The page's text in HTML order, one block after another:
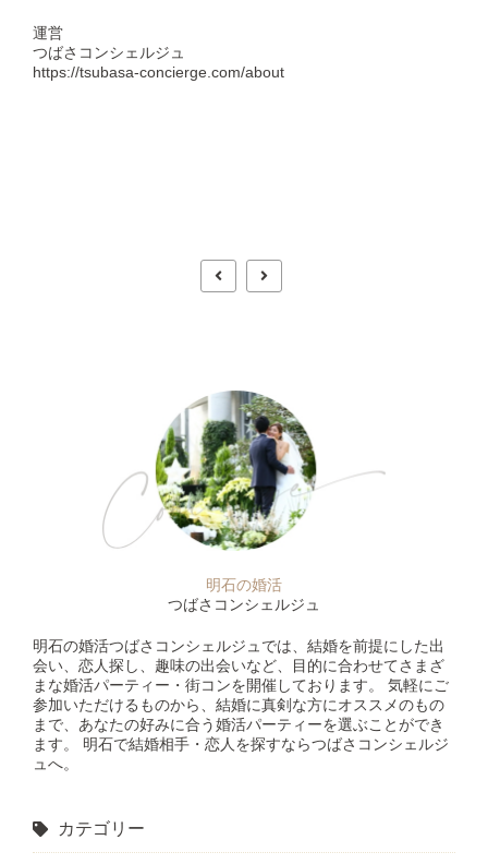
運営
つばさコンシェルジュ
https://tsubasa-concierge.com/about
明石の婚活
つばさコンシェルジュ
明石の婚活つばさコンシェルジュでは、結婚を前提にした出
会い、恋人探し、趣味の出会いなど、目的に合わせてさまざ
まな婚活パーティー・街コンを開催しております。 気軽にご
参加いただけるものから、結婚に真剣な方にオススメのもの
まで、あなたの好みに合う婚活パーティーを選ぶことができ
ます。 明石で結婚相手・恋人を探すならつばさコンシェルジ
ュへ。
カテゴリー